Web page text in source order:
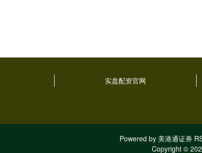
实盘配资官网
Powered by 美港通证券
Copyright ©